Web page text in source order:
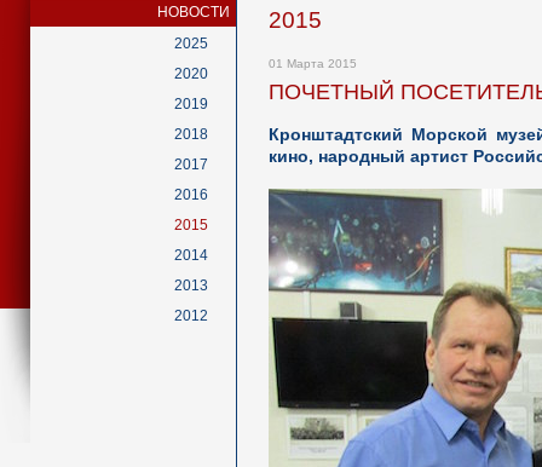
НОВОСТИ
2025
2020
2019
2018
2017
2016
2015
2014
2013
2012
2015
01 Марта 2015
ПОЧЕТНЫЙ
Кронштадтский Морской
кино, народный артист